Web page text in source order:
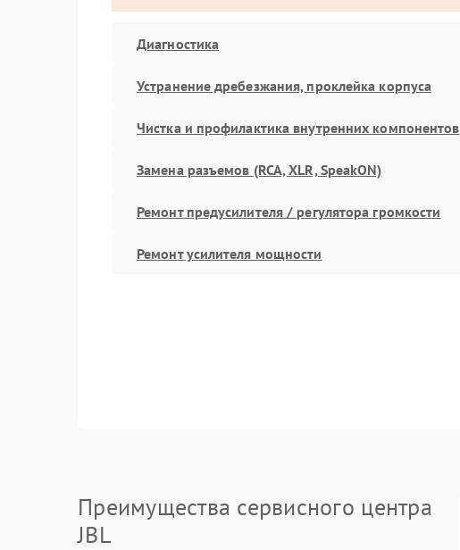
Диагностика
Устранение дребезжания, проклейка корпуса
Чистка и профилактика внутренних компонентов
Замена разъемов (RCA, XLR, SpeakON)
Ремонт предусилителя / регулятора громкости
Ремонт усилителя мощности
Преимущества сервисного центра
JBL